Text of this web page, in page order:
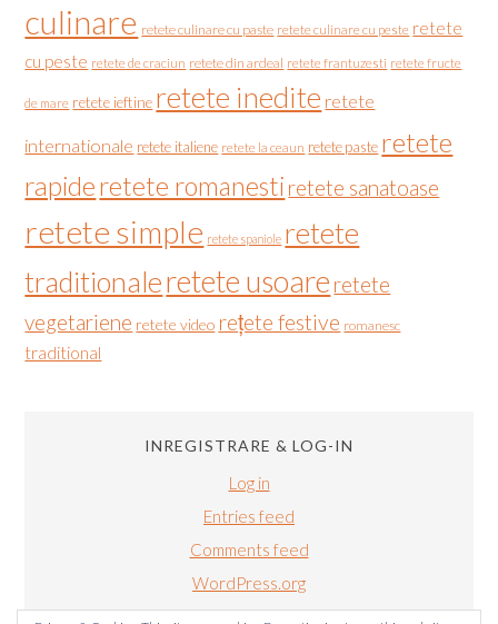
culinare retete culinare cu paste retete culinare cu peste retete
cu peste retete de craciun retete din ardeal retete frantuzesti retete fructe
de mare retete ieftine retete inedite retete
internationale retete italiene retete la ceaun retete paste retete
rapideretete romanesti retete sanatoase
retete simple retete spaniole retete
traditionaleretete usoare retete
vegetariene retete video rețete festive romanesc
traditional
INREGISTRARE & LOG-IN
Log in
Entries feed
Comments feed
WordPress.org